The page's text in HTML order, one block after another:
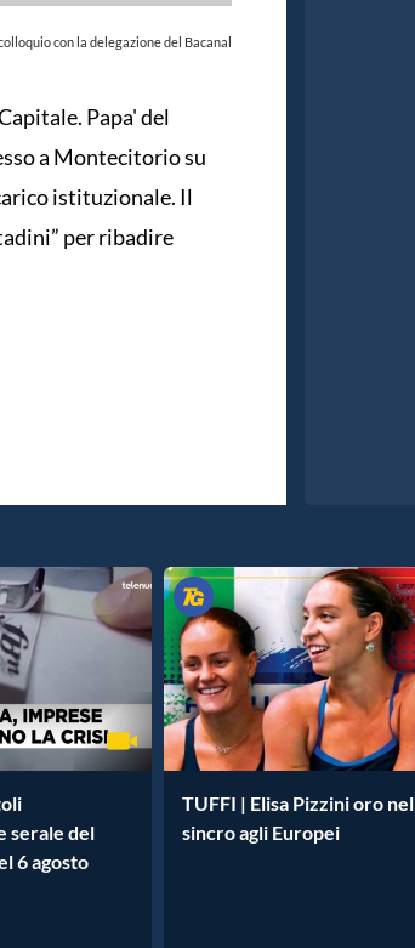
con la delegazione del Bacanal
Papa' del
a Montecitorio su
istituzionale. Il
per ribadire
serale del
6 agosto
TUFFI | Elisa Pizzini oro nel
sincro agli Europei